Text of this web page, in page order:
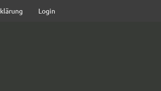
Login